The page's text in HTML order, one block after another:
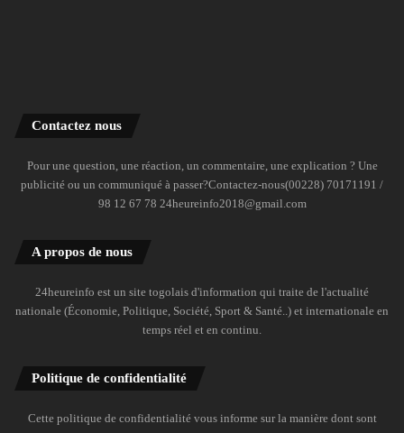
Contactez nous
Pour une question, une réaction, un commentaire, une explication ? Une
publicité ou un communiqué à passer?Contactez-nous(00228) 70171191 /
98 12 67 78 24heureinfo2018@gmail.com
A propos de nous
24heureinfo est un site togolais d'information qui traite de l'actualité
nationale (Économie, Politique, Société, Sport & Santé..) et internationale en
temps réel et en continu.
Politique de confidentialité
Cette politique de confidentialité vous informe sur la manière dont sont